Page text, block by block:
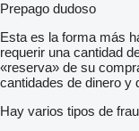
Prepago dudoso
Esta es la forma más
requerir una cantidad
«reserva» de su
cantidades de dinero y
Hay varios tipos de